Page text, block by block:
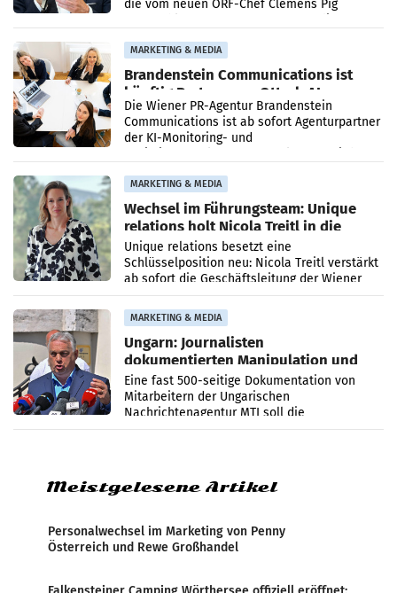
die vom neuen ORF-Chef Clemens Pig
MARKETING & MEDIA
Brandenstein Communications ist
künftig Partner von OtterlyAI
Die Wiener PR-Agentur Brandenstein
Communications ist ab sofort Agenturpartner
der KI-Monitoring- und
MARKETING & MEDIA
Wechsel im Führungsteam: Unique
relations holt Nicola Treitl in die
Geschäftsleitung
Unique relations besetzt eine
Schlüsselposition neu: Nicola Treitl verstärkt
ab sofort die Geschäftsleitung der Wiener
PR-Agentur an der Seite von Josef Kalina und
Anna Kalina-Mahr.
MARKETING & MEDIA
Ungarn: Journalisten
dokumentierten Manipulation und
Zensur
Eine fast 500-seitige Dokumentation von
Mitarbeitern der Ungarischen
Nachrichtenagentur MTI soll die
systematische Nachrichten-Manipulation und
Meistgelesene Artikel
Personalwechsel im Marketing von Penny
Österreich und Rewe Großhandel